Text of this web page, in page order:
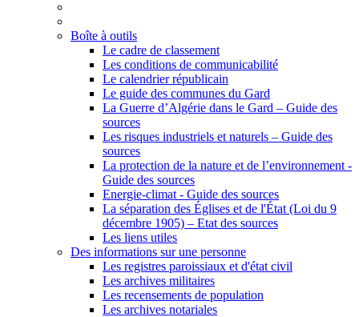
Boîte à outils
Le cadre de classement
Les conditions de communicabilité
Le calendrier républicain
Le guide des communes du Gard
La Guerre d’Algérie dans le Gard – Guide des
sources
Les risques industriels et naturels – Guide des
sources
La protection de la nature et de l’environnement -
Guide des sources
Energie-climat - Guide des sources
La séparation des Églises et de l'État (Loi du 9
décembre 1905) – Etat des sources
Les liens utiles
Des informations sur une personne
Les registres paroissiaux et d'état civil
Les archives militaires
Les recensements de population
Les archives notariales